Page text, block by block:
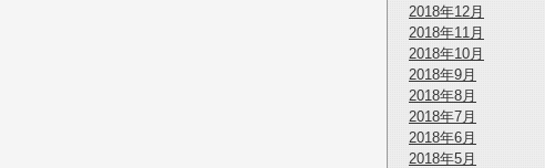
2018年12月
2018年11月
2018年10月
2018年9月
2018年8月
2018年7月
2018年6月
2018年5月